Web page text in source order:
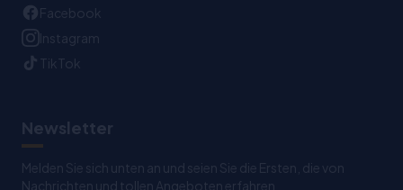
Facebook
Instagram
TikTok
Newsletter
Melden Sie sich unten an und seien Sie die Ersten, die von
Nachrichten und tollen Angeboten erfahren